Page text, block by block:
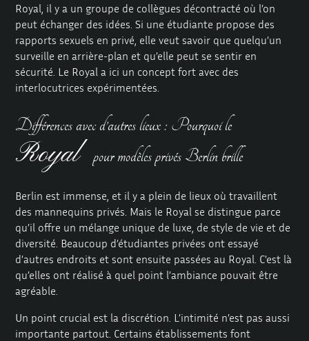
Royal, il y a un groupe de collègues décontracté où l’on
peut échanger des idées. Si une étudiante propose des
rapports sexuels en privé, elle veut savoir que quelqu’un
surveille en arrière-plan et qu’elle peut se sentir en
sécurité. Le Royal a ici un concept fort avec des
interlocutrices expérimentées.
Différences avec d’autres lieux : Pourquoi le
Royal pour modèles privés Berlin brille
Berlin est immense, et il y a plein de lieux où travaillent
des mannequins privés. Mais le Royal se distingue parce
qu’il offre un mélange unique de luxe, de style de vie et de
diversité. Beaucoup d’étudiantes privées ont essayé
d’autres endroits et sont ensuite passées au Royal. C’est là
qu’elles ont réalisé à quel point l’ambiance pouvait être
agréable.
Un point crucial est la discrétion. L’intimité n’est pas aussi
importante partout. Certains établissements font